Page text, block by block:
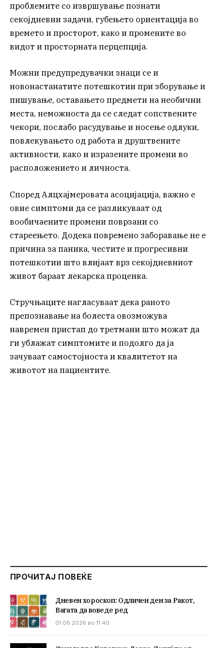
проблемите со извршување познати
секојдневни задачи, губењето ориентација во
времето и просторот, како и промените во
видот и просторната перцепција.
Можни предупредувачки знаци се и
новонастанатите потешкотии при зборување и
пишување, оставањето предмети на необични
места, неможноста да се следат сопствените
чекори, послабо расудување и носење одлуки,
повлекувањето од работа и друштвените
активности, како и изразените промени во
расположението и личноста.
Според Алцхајмеровата асоцијација, важно е
овие симптоми да се разликуваат од
вообичаените промени поврзани со
стареењето. Додека повремено заборавање не е
причина за паника, честите и прогресивни
потешкотии што влијаат врз секојдневниот
живот бараат лекарска проценка.
Стручњаците нагласуваат дека раното
препознавање на болеста овозможува
навремен пристап до третмани што можат да
ги ублажат симптомите и подолго да ја
зачуваат самостојноста и квалитетот на
животот на пациентите.
ПРОЧИТАЈ ПОВЕЌЕ
Дневен хороскоп: Одличен ден за Ракот,
Вагата да воведе ред
01.08.2026 во 11:40